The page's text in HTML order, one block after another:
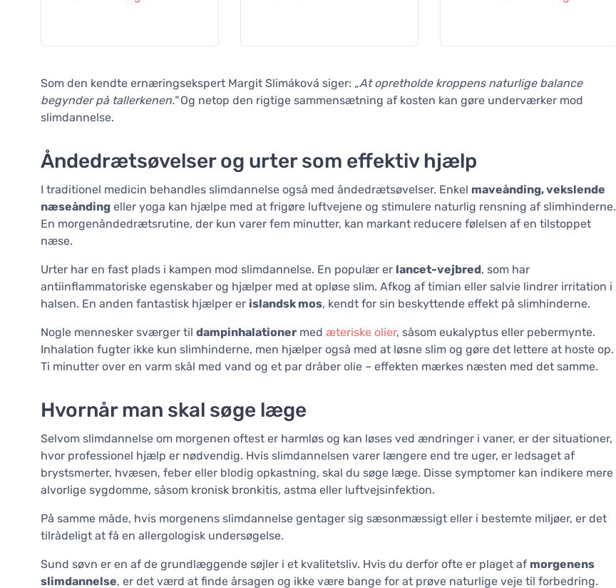
Som den kendte ernæringsekspert Margit Slimáková siger: „At opretholde kroppens naturlige balance
begynder på tallerkenen."Og netop den rigtige sammensætning af kosten kan gøre underværker mod
slimdannelse.
Åndedrætsøvelser og urter som effektiv hjælp
I traditionel medicin behandles slimdannelse også med åndedrætsøvelser. Enkel maveånding, vekslende
næseånding eller yoga kan hjælpe med at frigøre luftvejene og stimulere naturlig rensning af slimhinderne.
En morgenåndedrætsrutine, der kun varer fem minutter, kan markant reducere følelsen af en tilstoppet
næse.
Urter har en fast plads i kampen mod slimdannelse. En populær er lancet-vejbred, som har
antiinflammatoriske egenskaber og hjælper med at opløse slim. Afkog af timian eller salvie lindrer irritation i
halsen. En anden fantastisk hjælper er islandsk mos, kendt for sin beskyttende effekt på slimhinderne.
Nogle mennesker sværger til dampinhalationer med æteriske olier, såsom eukalyptus eller pebermynte.
Inhalation fugter ikke kun slimhinderne, men hjælper også med at løsne slim og gøre det lettere at hoste op.
Ti minutter over en varm skål med vand og et par dråber olie – effekten mærkes næsten med det samme.
Hvornår man skal søge læge
Selvom slimdannelse om morgenen oftest er harmløs og kan løses ved ændringer i vaner, er der situationer,
hvor professionel hjælp er nødvendig. Hvis slimdannelsen varer længere end tre uger, er ledsaget af
brystsmerter, hvæsen, feber eller blodig opkastning, skal du søge læge. Disse symptomer kan indikere mere
alvorlige sygdomme, såsom kronisk bronkitis, astma eller luftvejsinfektion.
På samme måde, hvis morgenens slimdannelse gentager sig sæsonmæssigt eller i bestemte miljøer, er det
tilrådeligt at få en allergologisk undersøgelse.
Sund søvn er en af de grundlæggende søjler i et kvalitetsliv. Hvis du derfor ofte er plaget af morgenens
slimdannelse, er det værd at finde årsagen og ikke være bange for at prøve naturlige veje til forbedring.